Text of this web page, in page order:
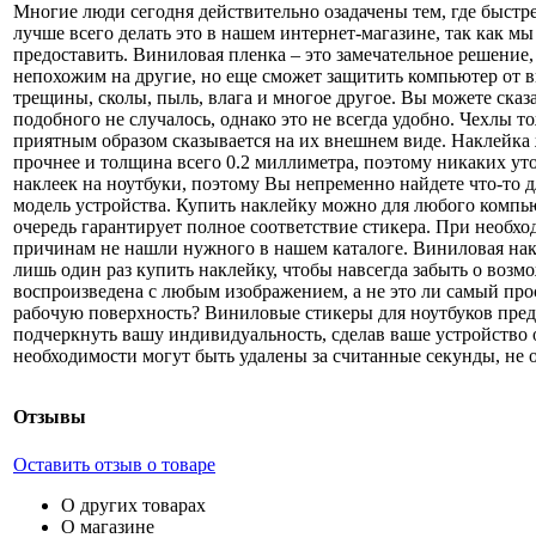
Многие люди сегодня действительно озадачены тем, где
лучше всего делать это в нашем интернет-магазине, так как
предоставить. Виниловая пленка – это замечательное
непохожим на другие, но еще сможет защитить компьютер от
трещины, сколы, пыль, влага и многое другое. Вы можете
подобного не случалось, однако это не всегда удобно. Чехлы
приятным образом сказывается на их внешнем виде.
прочнее и толщина всего 0.2 миллиметра, поэтому никаких
наклеек на ноутбуки, поэтому Вы непременно найдете что-то
модель устройства. Купить наклейку можно для любого
очередь гарантирует полное соответствие стикера. При
причинам не нашли нужного в нашем каталоге. Виниловая
лишь один раз купить наклейку, чтобы навсегда забыть о
воспроизведена с любым изображением, а не это ли самый
рабочую поверхность? Виниловые стикеры для ноутбуков
подчеркнуть вашу индивидуальность, сделав ваше
необходимости могут быть удалены за считанные секунды, не
Отзывы
Оставить отзыв о товаре
О других товарах
О магазине